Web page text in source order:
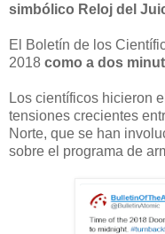
simbólico Reloj del
El Boletín de los
2018 como a dos
Los científicos hicieron
tensiones crecientes
Norte, que se han
sobre el programa de